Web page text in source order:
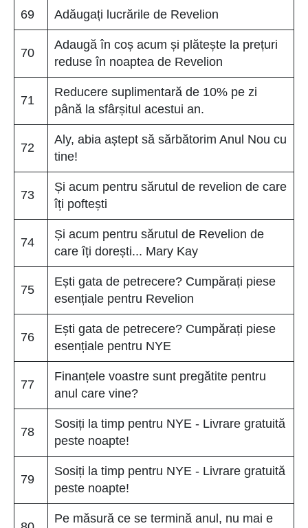
69 Adăugați lucrările de Revelion
70
Adaugă în coș acum și plătește la prețuri
reduse în noaptea de Revelion
71
Reducere suplimentară de 10% pe zi
până la sfârșitul acestui an.
72
Aly, abia aștept să sărbătorim Anul Nou cu
tine!
73
Și acum pentru sărutul de revelion de care
îți poftești
74
Și acum pentru sărutul de Revelion de
care îți dorești... Mary Kay
75
Ești gata de petrecere? Cumpărați piese
esențiale pentru Revelion
76
Ești gata de petrecere? Cumpărați piese
esențiale pentru NYE
77
Finanțele voastre sunt pregătite pentru
anul care vine?
78
Sosiți la timp pentru NYE - Livrare gratuită
peste noapte!
79
Sosiți la timp pentru NYE - Livrare gratuită
peste noapte!
Pe măsură ce se termină anul, nu mai e